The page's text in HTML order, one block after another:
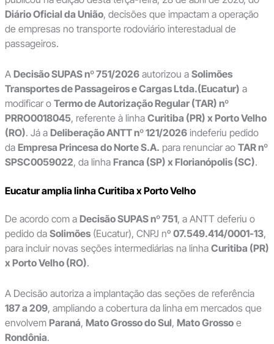
Diário Oficial da União, decisões que impactam a operação
de empresas no transporte rodoviário interestadual de
passageiros.
A Decisão SUPAS nº 751/2026autorizou a Solimões
Transportes de Passageiros e Cargas Ltda.(Eucatur) a
modificar o Termo de Autorização Regular (TAR) nº
PRRO0018045, referente à linha Curitiba (PR) x Porto Velho
(RO). Já a Deliberação ANTT nº 121/2026indeferiu pedido
da Empresa Princesa do Norte S.A. para renunciar ao TAR nº
SPSC0059022, da linha Franca (SP) x Florianópolis (SC).
Eucatur amplia linha Curitiba x Porto Velho
De acordo com a Decisão SUPAS nº 751, a ANTT deferiu o
pedido da Solimões(Eucatur), CNPJ nº 07.549.414/0001-13,
para incluir novas seções intermediárias na linha Curitiba (PR)
x Porto Velho (RO).
A Decisão autoriza a implantação das seções de referência
187 a 209, ampliando a cobertura da linha em mercados que
envolvem Paraná, Mato Grosso do Sul, Mato Grossoe
Rondônia.